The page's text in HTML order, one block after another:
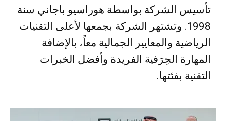
تأسيس الشركة بواسطة هوراسيو باجاني سنة
1998. وتشتهر الشركة بجمعها لأعلى التقنيات
الرياضية والمعايير الجمالية معاً، بالإضافة
المهارة الحِرَفية الفريدة وأفضل الخبرات
التقنية بفئتها.​